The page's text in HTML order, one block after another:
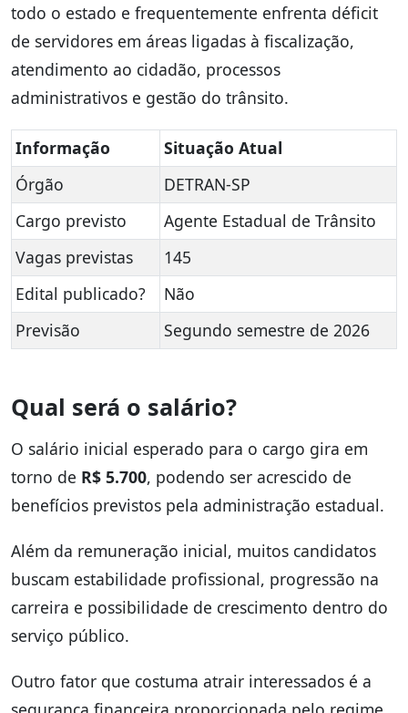
todo o estado e frequentemente enfrenta déficit
de servidores em áreas ligadas à fiscalização,
atendimento ao cidadão, processos
administrativos e gestão do trânsito.
Informação
Situação Atual
Órgão
DETRAN-SP
Cargo previsto
Agente Estadual de Trânsito
Vagas previstas
145
Edital publicado?
Não
Previsão
Segundo semestre de 2026
Qual será o salário?
O salário inicial esperado para o cargo gira em
torno de R$ 5.700, podendo ser acrescido de
benefícios previstos pela administração estadual.
Além da remuneração inicial, muitos candidatos
buscam estabilidade profissional, progressão na
carreira e possibilidade de crescimento dentro do
serviço público.
Outro fator que costuma atrair interessados é a